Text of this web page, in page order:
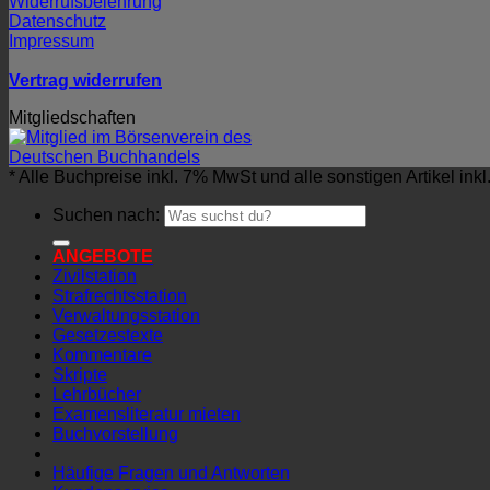
Datenschutz
Impressum
Vertrag widerrufen
Mitgliedschaften
* Alle Buchpreise inkl. 7% MwSt und alle sonstigen Artikel
Suchen nach:
ANGEBOTE
Zivilstation
Strafrechtsstation
Verwaltungsstation
Gesetzestexte
Kommentare
Skripte
Lehrbücher
Examensliteratur mieten
Buchvorstellung
Häufige Fragen und Antworten